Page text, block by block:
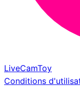
LiveCamToy
Conditions